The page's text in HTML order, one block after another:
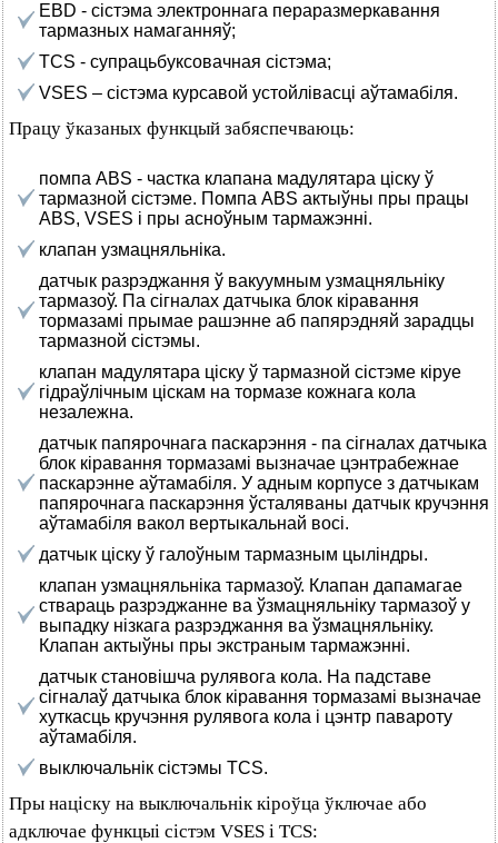
EBD - сістэма электроннага пераразмеркавання
тармазных намаганняў;
TCS - супрацьбуксовачная сістэма;
VSES – сістэма курсавой устойлівасці аўтамабіля.
Працу ўказаных функцый забяспечваюць:
помпа ABS - частка клапана мадулятара ціску ў
тармазной сістэме. Помпа ABS актыўны пры працы
ABS, VSES і пры асноўным тармажэнні.
клапан узмацняльніка.
датчык разрэджання ў вакуумным узмацняльніку
тармазоў. Па сігналах датчыка блок кіравання
тормазамі прымае рашэнне аб папярэдняй зарадцы
тармазной сістэмы.
клапан мадулятара ціску ў тармазной сістэме кіруе
гідраўлічным ціскам на тормазе кожнага кола
незалежна.
датчык папярочнага паскарэння - па сігналах датчыка
блок кіравання тормазамі вызначае цэнтрабежнае
паскарэнне аўтамабіля. У адным корпусе з датчыкам
папярочнага паскарэння ўсталяваны датчык кручэння
аўтамабіля вакол вертыкальнай восі.
датчык ціску ў галоўным тармазным цыліндры.
клапан узмацняльніка тармазоў. Клапан дапамагае
ствараць разрэджанне ва ўзмацняльніку тармазоў у
выпадку нізкага разрэджання ва ўзмацняльніку.
Клапан актыўны пры экстраным тармажэнні.
датчык становішча рулявога кола. На падставе
сігналаў датчыка блок кіравання тормазамі вызначае
хуткасць кручэння рулявога кола і цэнтр павароту
аўтамабіля.
выключальнік сістэмы TCS.
Пры націску на выключальнік кіроўца ўключае або
адключае функцыі сістэм VSES і TCS: